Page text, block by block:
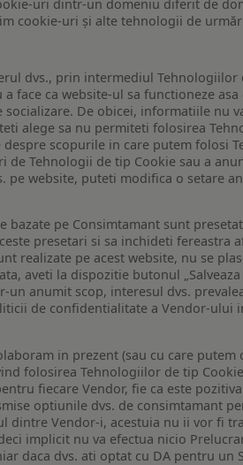
uri dintr-un domeniu diferit de
cookie-uri și alte tehnologii de
dvs., prin intermediul
face ca website-ul sa functioneze
De obicei, informatiile nu
alege sa nu permiteti folosirea
scopurile in care putem folosi
Tehnologii de tip Cookie sau a
website, puteti modifica o setare
pe Consimtamant sunt
presetari si sa inchideti fereastra
realizate pe acest website, nu se
aveti la dispozitie butonul
anumit scop, interesul dvs.
de confidentialitate a Vendor-ului
in prezent (sau cu care
folosirea Tehnologiilor de tip
fiecare Vendor, fie ca este
optiunile dvs. de consimtamant
Vendor-i, acestuia nu ii vor fi
implicit nu va efectua nicio
daca dvs. ati optat cu DA pentru un